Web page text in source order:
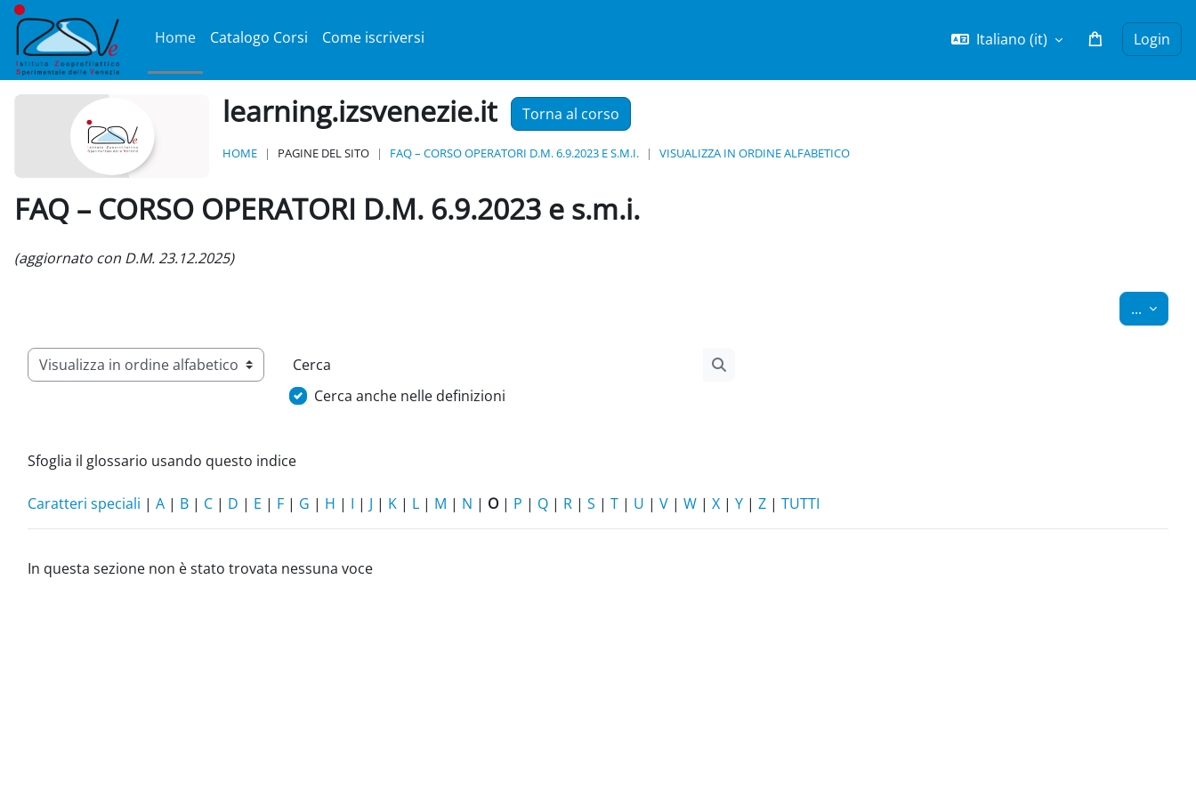
Vai al contenuto principale
Home
Catalogo Corsi Come iscriversi Italiano ‎(it)‎ Login
learning.izsvenezie.it Torna al corso
HOME PAGINE DEL SITO FAQ – CORSO OPERATORI D.M. 6.9.2023 E S.M.I. VISUALIZZA IN ORDINE ALFABETICO
FAQ – CORSO OPERATORI D.M. 6.9.2023 e s.m.i.
(aggiornato con D.M. 23.12.2025)
...
Sfoglia il glossario usando questo indice
Cerca
Cerca anche nelle definizioni
Sfoglia il glossario usando questo indice
Caratteri speciali | A | B | C | D | E | F | G | H | I | J | K | L | M | N | O | P | Q | R | S | T | U | V | W | X | Y | Z | TUTTI
In questa sezione non è stato trovata nessuna voce